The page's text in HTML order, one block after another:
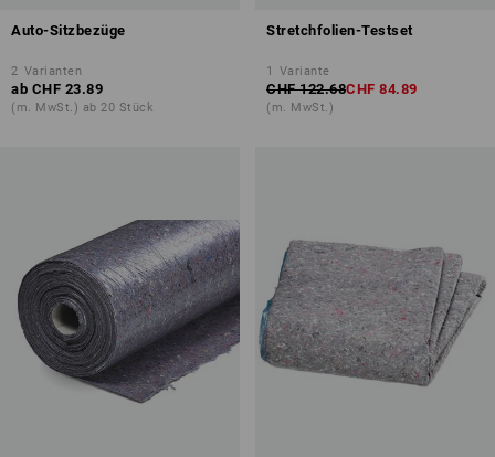
Auto-Sitzbezüge
2 Varianten
ab CHF 23.89
(m. MwSt.) ab 20 Stück
Stretchfolien-Testset
1 Variante
CHF 122.68CHF 84.89
(m. MwSt.)